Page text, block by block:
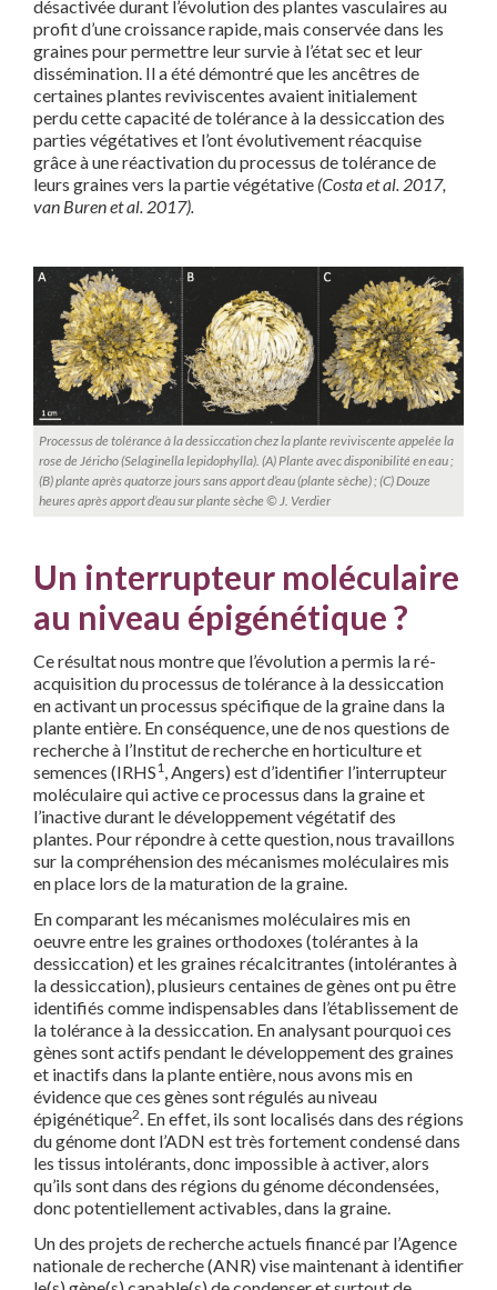
désactivée durant l’évolution des plantes vasculaires au
profit d’une croissance rapide, mais conservée dans les
graines pour permettre leur survie à l’état sec et leur
dissémination. Il a été démontré que les ancêtres de
certaines plantes reviviscentes avaient initialement
perdu cette capacité de tolérance à la dessiccation des
parties végétatives et l’ont évolutivement réacquise
grâce à une réactivation du processus de tolérance de
leurs graines vers la partie végétative (Costa et al. 2017,
van Buren et al. 2017).
Processus de tolérance à la dessiccation chez la plante reviviscente appelée la
rose de Jéricho (Selaginella lepidophylla). (A) Plante avec disponibilité en eau ;
(B) plante après quatorze jours sans apport d’eau (plante sèche) ; (C) Douze
heures après apport d’eau sur plante sèche © J. Verdier
Un interrupteur moléculaire
au niveau épigénétique ?
Ce résultat nous montre que l’évolution a permis la ré-
acquisition du processus de tolérance à la dessiccation
en activant un processus spécifique de la graine dans la
plante entière. En conséquence, une de nos questions de
recherche à l’Institut de recherche en horticulture et
semences (IRHS1, Angers) est d’identifier l’interrupteur
moléculaire qui active ce processus dans la graine et
l’inactive durant le développement végétatif des
plantes. Pour répondre à cette question, nous travaillons
sur la compréhension des mécanismes moléculaires mis
en place lors de la maturation de la graine.
En comparant les mécanismes moléculaires mis en
oeuvre entre les graines orthodoxes (tolérantes à la
dessiccation) et les graines récalcitrantes (intolérantes à
la dessiccation), plusieurs centaines de gènes ont pu être
identifiés comme indispensables dans l’établissement de
la tolérance à la dessiccation. En analysant pourquoi ces
gènes sont actifs pendant le développement des graines
et inactifs dans la plante entière, nous avons mis en
évidence que ces gènes sont régulés au niveau
épigénétique2. En effet, ils sont localisés dans des régions
du génome dont l’ADN est très fortement condensé dans
les tissus intolérants, donc impossible à activer, alors
qu’ils sont dans des régions du génome décondensées,
donc potentiellement activables, dans la graine.
Un des projets de recherche actuels financé par l’Agence
nationale de recherche (ANR) vise maintenant à identifier